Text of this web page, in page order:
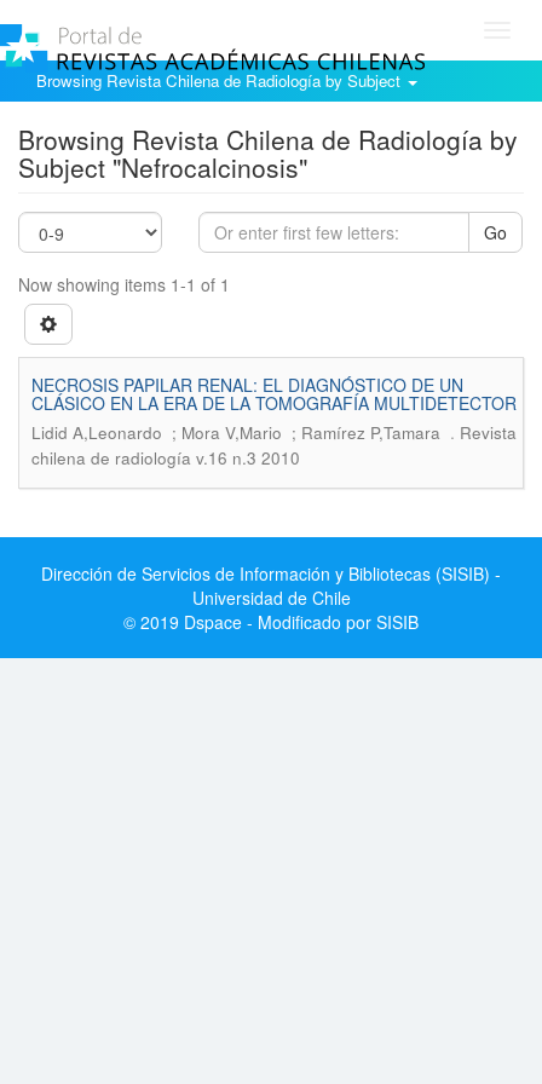
Browsing Revista Chilena de Radiología by Subject
Browsing Revista Chilena de Radiología by
Subject "Nefrocalcinosis"
Go
Now showing items 1-1 of 1
NECROSIS PAPILAR RENAL: EL DIAGNÓSTICO DE UN
CLÁSICO EN LA ERA DE LA TOMOGRAFÍA MULTIDETECTOR
Lidid A,Leonardo ; Mora V,Mario ; Ramírez P,Tamara . Revista
chilena de radiología v.16 n.3 2010
Dirección de Servicios de Información y Bibliotecas (SISIB) -
Universidad de Chile
© 2019 Dspace - Modificado por SISIB